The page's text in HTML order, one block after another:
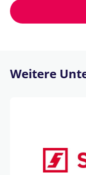
Weitere